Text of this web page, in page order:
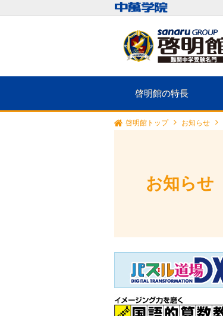
啓明館の特長
啓明館トップ お知らせ
お知らせ